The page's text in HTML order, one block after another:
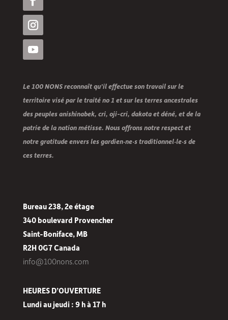
Le 100 NONS reconnaît qu’il effectue son travail sur le
territoire visé par le traité no 1 et sur les terres ancestrales
des peuples anishinabek, cri, oji-cri, dakota et déné, et de la
patrie de la nation métisse. Nous offrons notre respect et
notre gratitude envers les gardien·ne·s traditionnel·le·s de
ces terres.
Bureau 238, 2e étage
340 boulevard Provencher
Saint-Boniface, MB
R2H 0G7 Canada
info@100nons.com
HEURES D’OUVERTURE
Lundi au jeudi : 9 h à 17 h